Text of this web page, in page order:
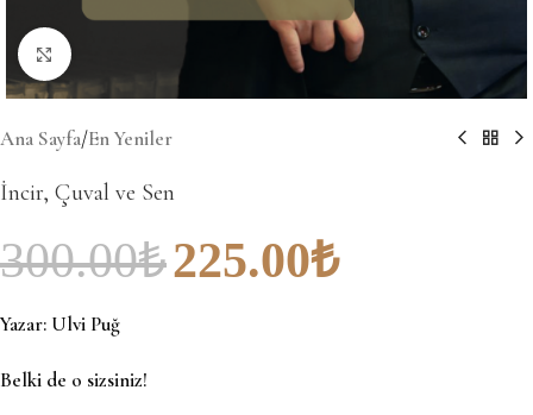
Büyütmek için tıklayın
Ana Sayfa/En Yeniler
İncir, Çuval ve Sen
300.00₺225.00₺
Yazar: Ulvi Puğ
Belki de o sizsiniz!